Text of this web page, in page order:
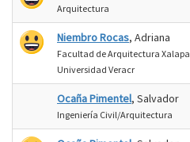
Arquitectura
Niembro Rocas, Adriana
Facultad de Arquitectura Xalapa
Universidad Veracr
Ocaña Pimentel, Salvador
Ingeniería Civil/Arquitectura